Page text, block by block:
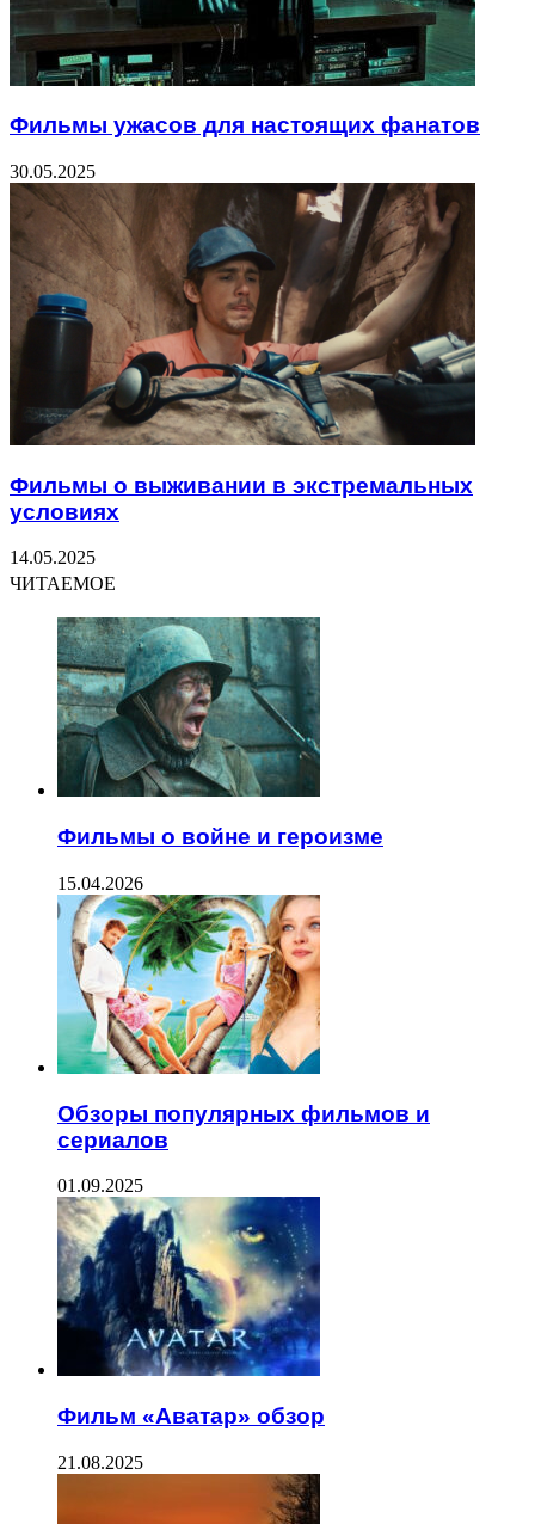
Фильмы ужасов для настоящих фанатов
30.05.2025
Фильмы о выживании в экстремальных
условиях
14.05.2025
ЧИТАЕМОЕ
Фильмы о войне и героизме
15.04.2026
Обзоры популярных фильмов и
сериалов
01.09.2025
Фильм «Аватар» обзор
21.08.2025